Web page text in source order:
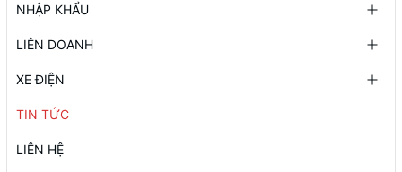
NHẬP KHẨU
LIÊN DOANH
XE ĐIỆN
TIN TỨC
LIÊN HỆ